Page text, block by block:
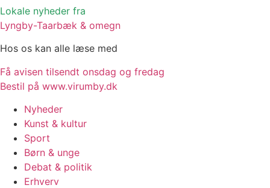
Lokale nyheder fra
Lyngby-Taarbæk & omegn
Hos os kan alle læse med
Få avisen tilsendt onsdag og fredag
Bestil på www.virumby.dk
Nyheder
Kunst & kultur
Sport
Børn & unge
Debat & politik
Erhverv